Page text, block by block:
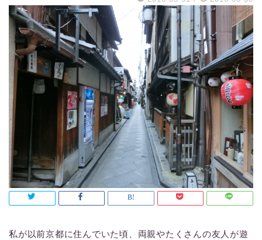
私が以前京都に住んでいた頃、両親やたくさんの友人が遊